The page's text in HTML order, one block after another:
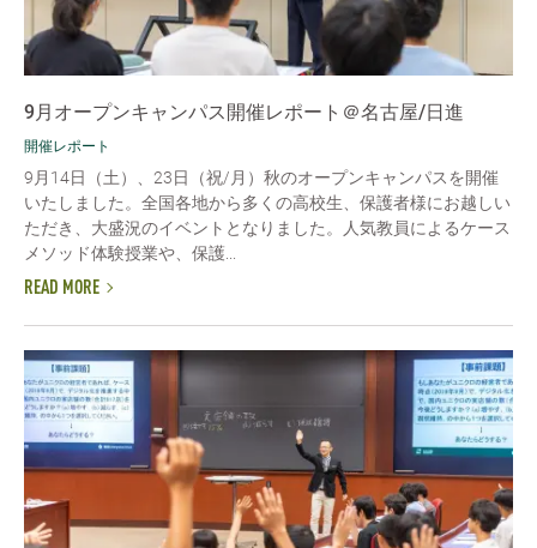
9月オープンキャンパス開催レポート＠名古屋/日進
開催レポート
9月14日（土）、23日（祝/月）秋のオープンキャンパスを開催
いたしました。全国各地から多くの高校生、保護者様にお越しい
ただき、大盛況のイベントとなりました。人気教員によるケース
メソッド体験授業や、保護...
READ MORE